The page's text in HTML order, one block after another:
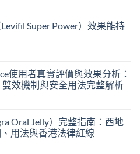
Super Power）效果能持
使用者真實評價與效果分析：
效機制與安全用法完整解析
Oral Jelly）完整指南：西地
用法與香港法律紅線